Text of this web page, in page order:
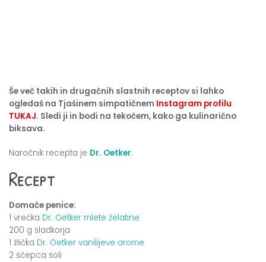
Še več takih in drugačnih slastnih receptov si lahko
ogledaš na Tjašinem simpatičnem Instagram profilu
TUKAJ. Sledi ji in bodi na tekočem, kako ga kulinarično
biksava.
Naročnik recepta je Dr. Oetker.
Recept
Domače penice:
1 vrečka Dr. Oetker mlete želatine
200 g sladkorja
1 žlička Dr. Oetker vanilijeve arome
2 ščepca soli